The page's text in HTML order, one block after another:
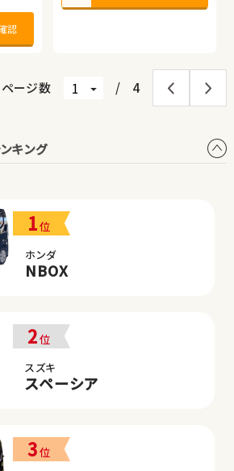
認
ページ数 / 4
キング
1位
ホンダ
NBOX
2位
スズキ
スペーシア
3位